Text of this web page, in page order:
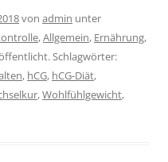
von admin unter
,Allgemein, Ernährung,
Schlagwörter:
, hCG, hCG-Diät,
,Wohlfühlgewicht,